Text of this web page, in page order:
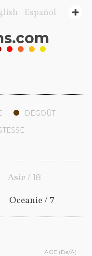
.com
Español
DÉGOÛT
Asie / 18
Oceanie / 7
AGE (De/À)